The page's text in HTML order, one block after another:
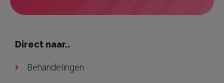
Direct naar..
Behandelingen